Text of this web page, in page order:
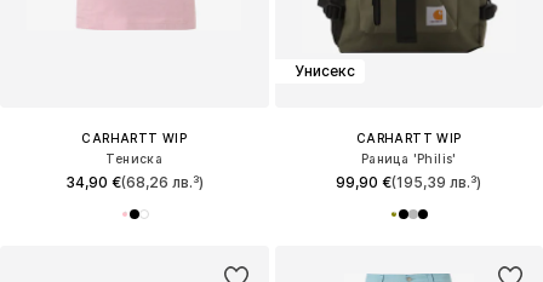
CARHARTT WIP
Тениска
34,90 €(68,26 лв.³)
Унисекс
CARHARTT WIP
Раница 'Philis'
99,90 €(195,39 лв.³)